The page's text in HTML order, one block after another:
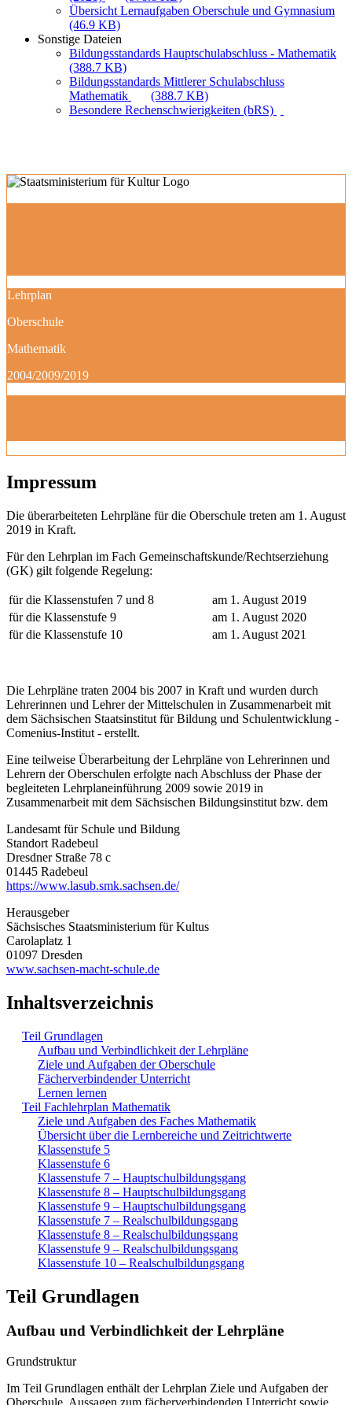
Übersicht Lernaufgaben Oberschule und Gymnasium
(46.9 KB)
Sonstige Dateien
Bildungsstandards Hauptschulabschluss - Mathematik
(388.7 KB)
Bildungsstandards Mittlerer Schulabschluss
Mathematik
(388.7 KB)
Besondere Rechenschwierigkeiten (bRS)
Lehrplan
Oberschule
Mathematik
2004/2009/2019
Impressum
Die überarbeiteten Lehrpläne für die Oberschule treten am 1. August
2019 in Kraft.
Für den Lehrplan im Fach Gemeinschaftskunde/Rechtserziehung
(GK) gilt folgende Regelung:
für die Klassenstufen 7 und 8
am 1. August 2019
für die Klassenstufe 9
am 1. August 2020
für die Klassenstufe 10
am 1. August 2021
Die Lehrpläne traten 2004 bis 2007 in Kraft und wurden durch
Lehrerinnen und Lehrer der Mittelschulen in Zusammenarbeit mit
dem Sächsischen Staatsinstitut für Bildung und Schulentwicklung -
Comenius-Institut - erstellt.
Eine teilweise Überarbeitung der Lehrpläne von Lehrerinnen und
Lehrern der Oberschulen erfolgte nach Abschluss der Phase der
begleiteten Lehrplaneinführung 2009 sowie 2019 in
Zusammenarbeit mit dem Sächsischen Bildungsinstitut bzw. dem
Landesamt für Schule und Bildung
Standort Radebeul
Dresdner Straße 78 c
01445 Radebeul
https://www.lasub.smk.sachsen.de/
Herausgeber
Sächsisches Staatsministerium für Kultus
Carolaplatz 1
01097 Dresden
www.sachsen-macht-schule.de
Inhaltsverzeichnis
Teil Grundlagen
Aufbau und Verbindlichkeit der Lehrpläne
Ziele und Aufgaben der Oberschule
Fächerverbindender Unterricht
Lernen lernen
Teil Fachlehrplan Mathematik
Ziele und Aufgaben des Faches Mathematik
Übersicht über die Lernbereiche und Zeitrichtwerte
Klassenstufe 5
Klassenstufe 6
Klassenstufe 7 – Hauptschulbildungsgang
Klassenstufe 8 – Hauptschulbildungsgang
Klassenstufe 9 – Hauptschulbildungsgang
Klassenstufe 7 – Realschulbildungsgang
Klassenstufe 8 – Realschulbildungsgang
Klassenstufe 9 – Realschulbildungsgang
Klassenstufe 10 – Realschulbildungsgang
Teil Grundlagen
Aufbau und Verbindlichkeit der Lehrpläne
Grundstruktur
Im Teil Grundlagen enthält der Lehrplan Ziele und Aufgaben der